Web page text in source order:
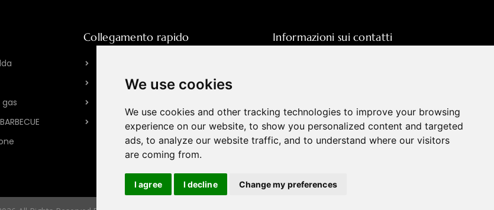
We use cookies
We use cookies and other tracking technologies to improve your browsing
experience on our website, to show you personalized content and targeted
ads, to analyze our website traffic, and to understand where our visitors
are coming from.
I agree I decline Change my preferences
Collegamento rapido
La nostra fabbrica
Contattaci
Informazioni sui contatti
Tianheba RD, distretto di Shunde,
Foshan, provincia del Guangdong, Cina